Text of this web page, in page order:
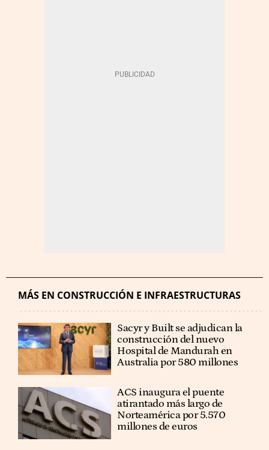
MÁS EN CONSTRUCCIÓN E INFRAESTRUCTURAS
Sacyr y Built se adjudican la
construcción del nuevo
Hospital de Mandurah en
Australia por 580 millones
ACS inaugura el puente
atirantado más largo de
Norteamérica por 5.570
millones de euros